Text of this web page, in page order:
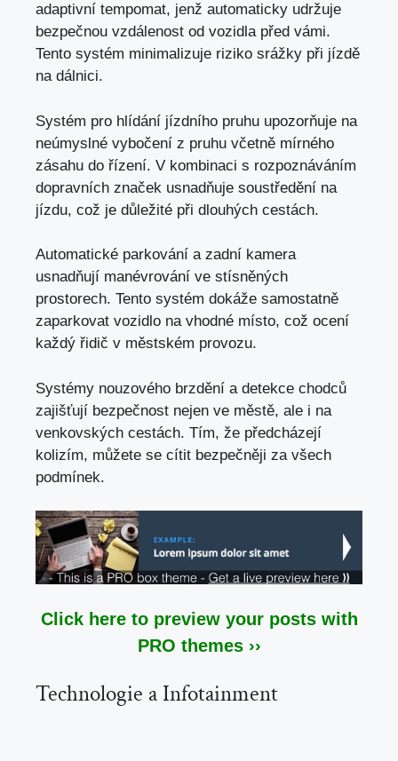
adaptivní tempomat, jenž automaticky udržuje
bezpečnou vzdálenost od vozidla před vámi.
Tento systém minimalizuje riziko srážky při jízdě
na dálnici.
Systém pro hlídání jízdního pruhu upozorňuje na
neúmyslné vybočení z pruhu včetně mírného
zásahu do řízení. V kombinaci s rozpoznáváním
dopravních značek usnadňuje soustředění na
jízdu, což je důležité při dlouhých cestách.
Automatické parkování a zadní kamera
usnadňují manévrování ve stísněných
prostorech. Tento systém dokáže samostatně
zaparkovat vozidlo na vhodné místo, což ocení
každý řidič v městském provozu.
Systémy nouzového brzdění a detekce chodců
zajišťují bezpečnost nejen ve městě, ale i na
venkovských cestách. Tím, že předcházejí
kolizím, můžete se cítit bezpečněji za všech
podmínek.
Click here to preview your posts with
PRO themes ››
Technologie a Infotainment